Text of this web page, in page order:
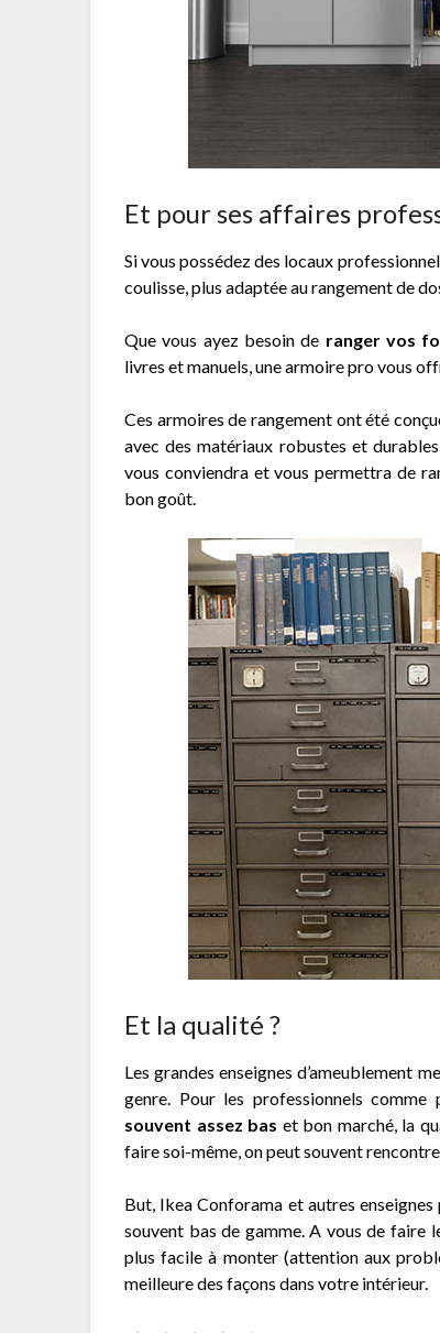
Et pour ses affaires
Si vous possédez des locaux
coulisse, plus adaptée au rangement de
Que vous ayez besoin de ranger vos
livres et manuels, une armoire pro vous
Ces armoires de rangement ont été
avec des matériaux robustes et
vous conviendra et vous permettra de
bon goût.
Et la qualité ?
Les grandes enseignes d’ameublement
genre. Pour les professionnels
souvent assez bas et bon marché, la
faire soi-même, on peut souvent
But, Ikea Conforama et autres
souvent bas de gamme. A vous de faire
plus facile à monter (attention aux
meilleure des façons dans votre intérieur.